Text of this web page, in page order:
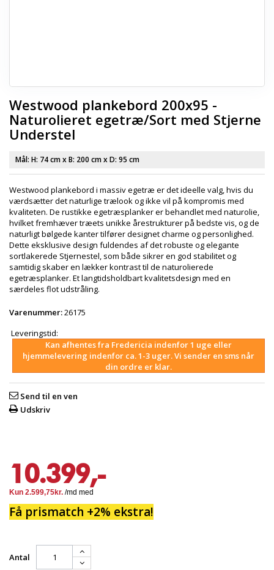
Westwood plankebord 200x95 -
Naturolieret egetræ/Sort med Stjerne
Understel
Mål: H: 74 cmx B: 200 cmx D: 95 cm
Westwood plankebord i massiv egetræ er det ideelle valg, hvis du
værdsætter det naturlige trælook og ikke vil på kompromis med
kvaliteten. De rustikke egetræsplanker er behandlet med naturolie,
hvilket fremhæver træets unikke årestrukturer på bedste vis, og de
naturligt bølgede kanter tilfører designet charme og personlighed.
Dette eksklusive design fuldendes af det robuste og elegante
sortlakerede Stjernestel, som både sikrer en god stabilitet og
samtidig skaber en lækker kontrast til de naturolierede
egetræsplanker. Et langtidsholdbart kvalitetsdesign med en
særdeles flot udstråling.
Varenummer:26175
Leveringstid:
Kan afhentes fra Fredericia indenfor 1 uge eller
hjemmelevering indenfor ca. 1-3 uger. Vi sender en sms når
din ordre er klar.
Send til en ven
Udskriv
10.399,-
Få prismatch +2% ekstra!
Antal